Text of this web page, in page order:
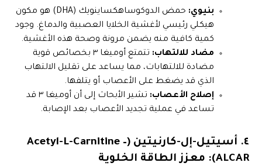
بنيوي:
حمض الدوكوساهكساينويك (DHA) هو مكون
هيكلي رئيسي لأغشية الخلايا العصبية والدماغ. وجود
كمية كافية منه يضمن مرونة وصحة هذه الأغشية.
مضاد للالتهاب:
تتمتع أوميغا ٣ بخصائص قوية
مضادة للالتهابات، مما يساعد على تقليل الالتهاب
الذي قد يضغط على الأعصاب أو يتلفها.
إصلاح الأعصاب:
تشير الأبحاث إلى أن أوميغا ٣ قد
تساعد في عملية تجديد الأعصاب بعد الإصابة.
٤. أسيتيل-إل-كارنيتين (Acetyl-L-Carnitine –
ALCAR): معزز الطاقة الخلوية